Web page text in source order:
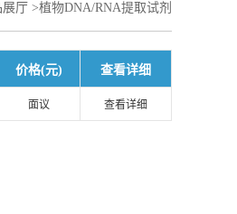
展厅 >植物DNA/RNA提取试剂
价格(元) 查看详细
面议 查看详细